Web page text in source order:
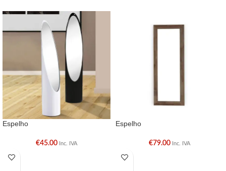
Espelho
€45.00 Inc. IVA
Espelho
€79.00 Inc. IVA